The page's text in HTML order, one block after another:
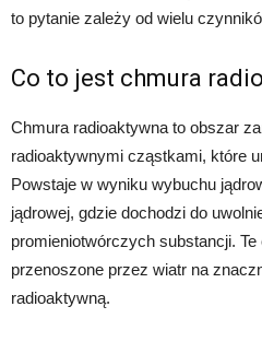
to pytanie zależy od wielu
Co to jest chmura
Chmura radioaktywna to obszar
radioaktywnymi cząstkami, które
Powstaje w wyniku wybuchu
jądrowej, gdzie dochodzi do
promieniotwórczych substancji.
przenoszone przez wiatr na
radioaktywną.